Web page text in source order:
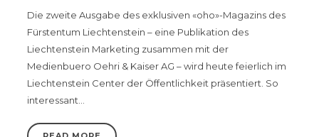
Die zweite Ausgabe des exklusiven «oho»-Magazins des
Fürstentum Liechtenstein – eine Publikation des
Liechtenstein Marketing zusammen mit der
Medienbuero Oehri & Kaiser AG – wird heute feierlich im
Liechtenstein Center der Öffentlichkeit präsentiert. So
interessant…